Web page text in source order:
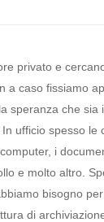
privato e
a caso fissiamo
speranza che sia
ufficio spesso le
i
e molto altro.
bisogno
di